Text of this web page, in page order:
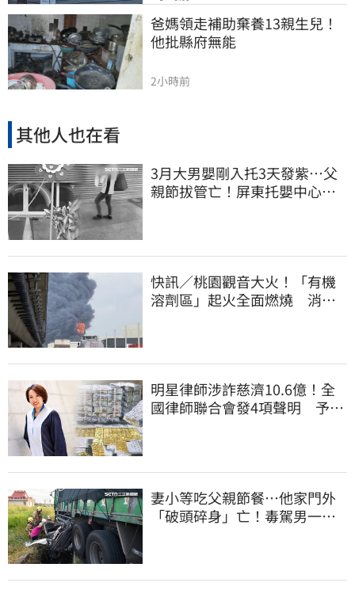
爸媽領走補助棄養13親生兒！
他批縣府無能
2小時前
其他人也在看
3月大男嬰剛入托3天發紫…父
親節拔管亡！屏東托嬰中心回9
快訊／桃園觀音大火！「有機
溶劑區」起火全面燃燒 消
明星律師涉詐慈濟10.6億！全
國律師聯合會發4項聲明 予以
妻小等吃父親節餐⋯他家門外
「破頭碎身」亡！毒駕男一路